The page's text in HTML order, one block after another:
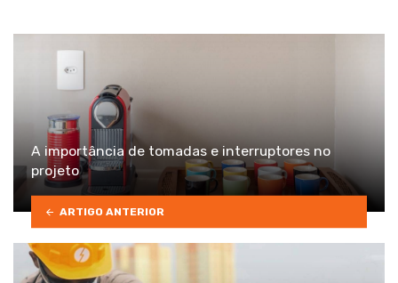
A importância de tomadas e interruptores no
projeto
ARTIGO ANTERIOR